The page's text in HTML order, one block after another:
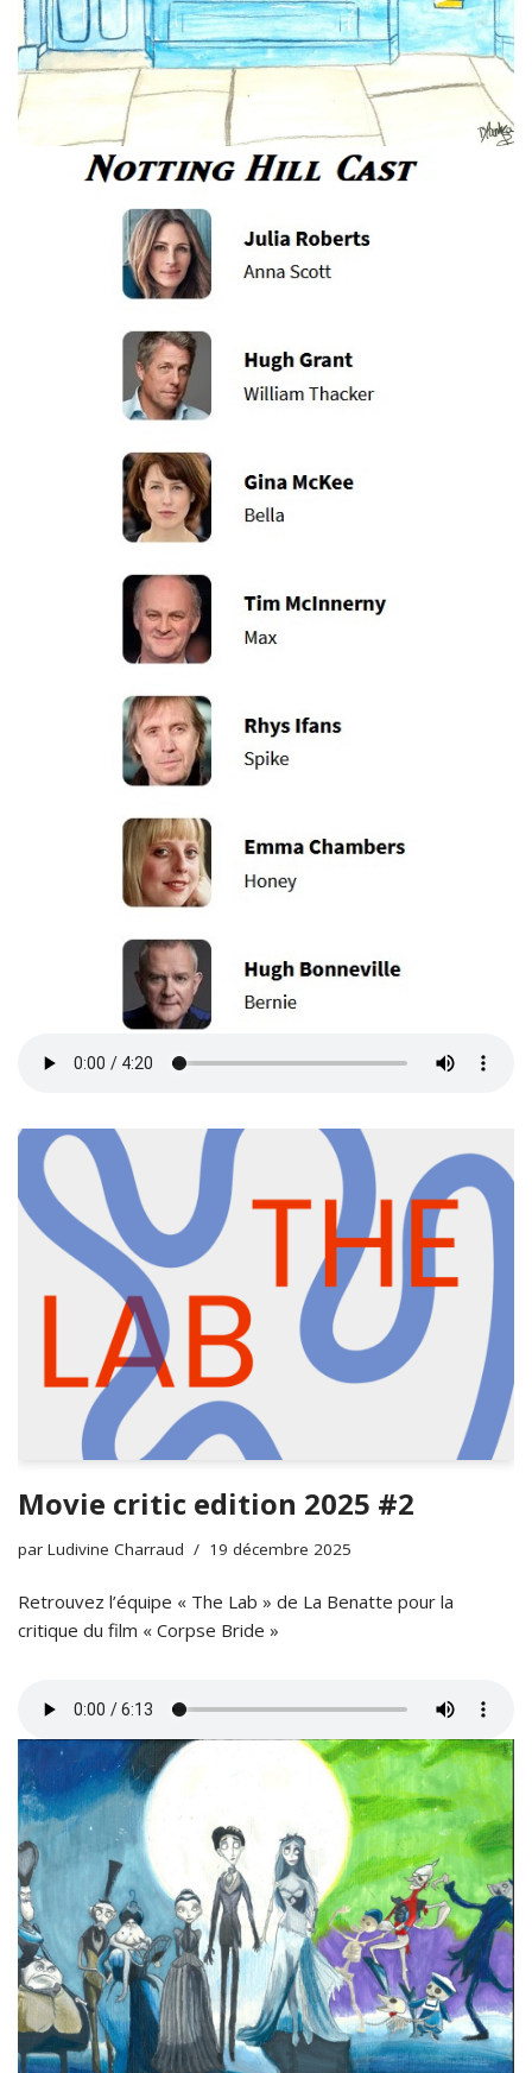
Movie critic edition 2025 #2
par Ludivine Charraud 19 décembre 2025
Retrouvez l’équipe « The Lab » de La Benatte pour la
critique du film « Corpse Bride »